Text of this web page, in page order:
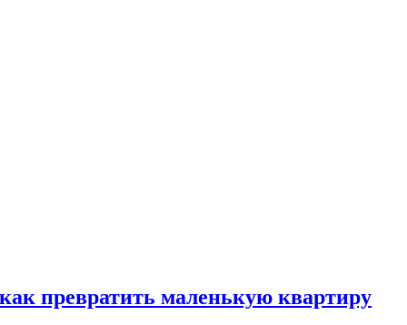
превратить маленькую квартиру